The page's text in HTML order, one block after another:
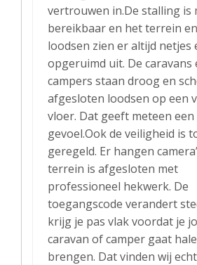
vertrouwen in.De stalling is
bereikbaar en het terrein
loodsen zien er altijd netjes
opgeruimd uit. De caravans
campers staan droog en
afgesloten loodsen op een
vloer. Dat geeft meteen een
gevoel.Ook de veiligheid is
geregeld. Er hangen
terrein is afgesloten met
professioneel hekwerk. De
toegangscode verandert
krijg je pas vlak voordat je
caravan of camper gaat
brengen. Dat vinden wij